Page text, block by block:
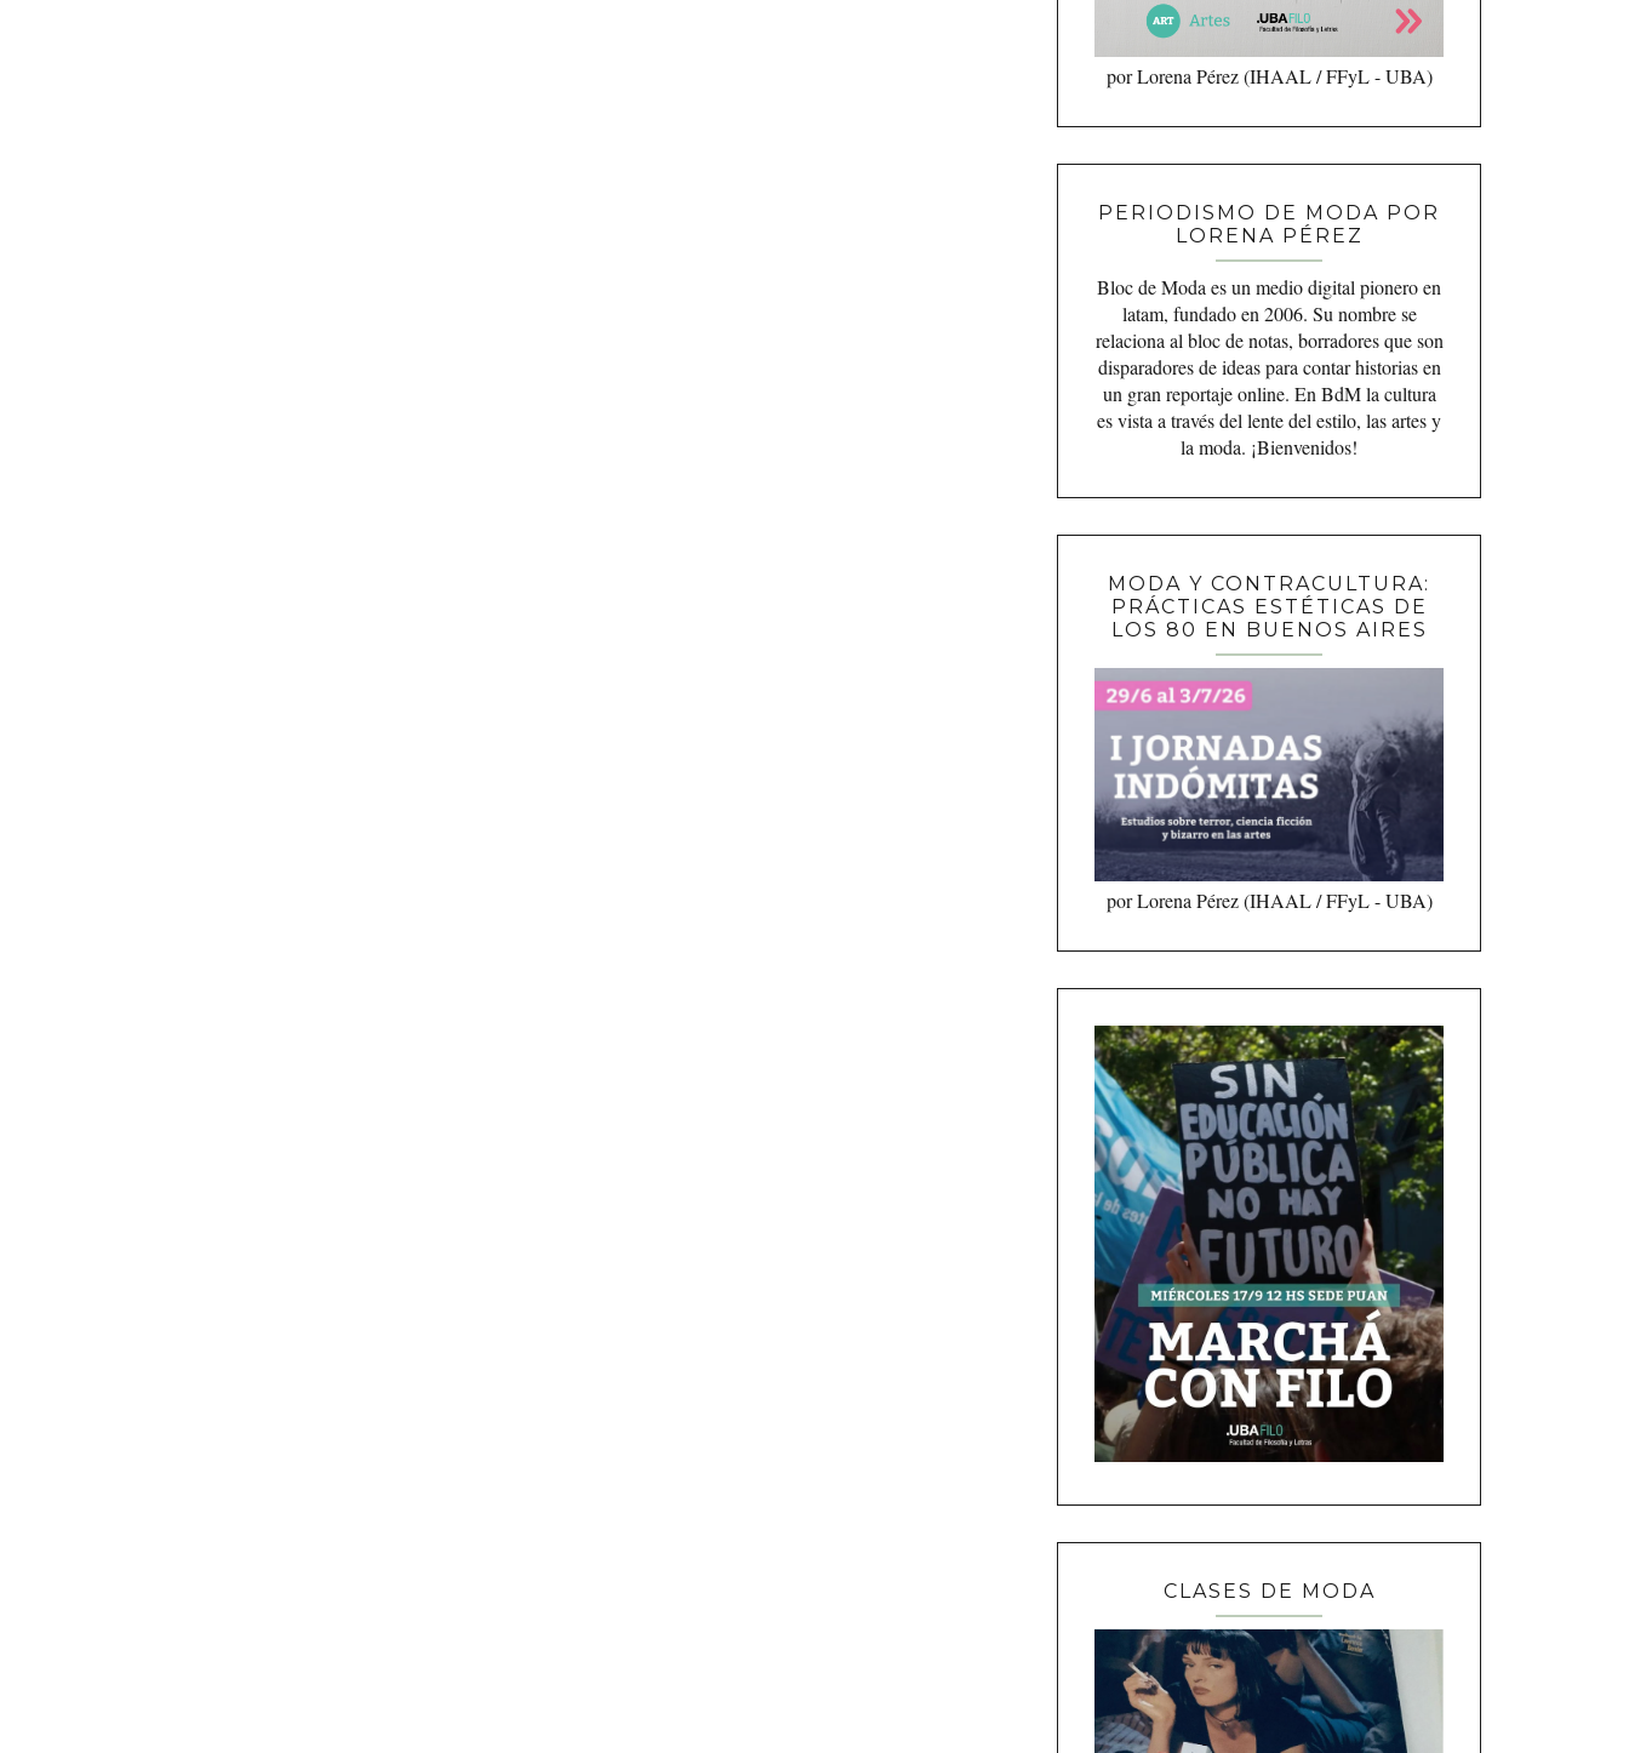
por Lorena Pérez (IHAAL / FFyL - UBA)
PERIODISMO DE MODA POR
LORENA PÉREZ
Bloc de Moda es un medio digital pionero en
latam, fundado en 2006. Su nombre se
relaciona al bloc de notas, borradores que son
disparadores de ideas para contar historias en
un gran reportaje online. En BdM la cultura
es vista a través del lente del estilo, las artes y
la moda. ¡Bienvenidos!
MODA Y CONTRACULTURA:
PRÁCTICAS ESTÉTICAS DE
LOS 80 EN BUENOS AIRES
por Lorena Pérez (IHAAL / FFyL - UBA)
CLASES DE MODA